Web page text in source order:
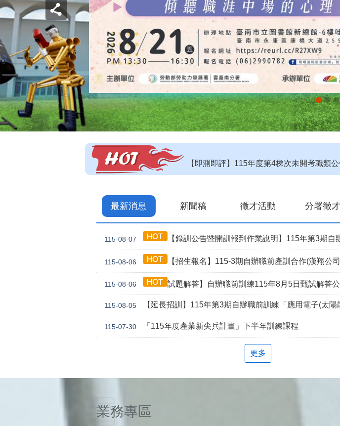
【即測即評】115年度第4梯次未開考職類公
【技能檢定】115年第4梯次即測即評及發
最新消息 新聞稿 徵才活動 分署徵才
115-08-07 【錄訓公告暨開訓報到作業說明】115年第3期自
115-08-06 【招生報名】115-3期自辦職前產訓合作(漢翔公司)-
115-08-06 試題解答】自辦職前訓練115年8月5日甄試解答
115-08-05 【延長招訓】115年第3期自辦職前訓練「應用電子(太陽能光電技
115-07-30 「115年度產業新尖兵計畫」下半年訓練課程
更多
業務專區